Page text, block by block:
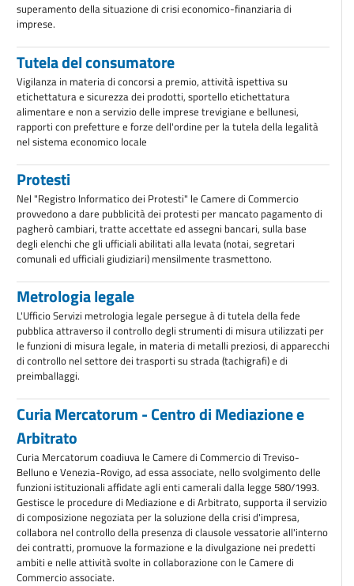
superamento della situazione di crisi economico-finanziaria di
imprese.
Tutela del consumatore
Vigilanza in materia di concorsi a premio, attività ispettiva su
etichettatura e sicurezza dei prodotti, sportello etichettatura
alimentare e non a servizio delle imprese trevigiane e bellunesi,
rapporti con prefetture e forze dell'ordine per la tutela della legalità
nel sistema economico locale
Protesti
Nel "Registro Informatico dei Protesti" le Camere di Commercio
provvedono a dare pubblicità dei protesti per mancato pagamento di
pagherò cambiari, tratte accettate ed assegni bancari, sulla base
degli elenchi che gli ufficiali abilitati alla levata (notai, segretari
comunali ed ufficiali giudiziari) mensilmente trasmettono.
Metrologia legale
L'Ufficio Servizi metrologia legale persegue à di tutela della fede
pubblica attraverso il controllo degli strumenti di misura utilizzati per
le funzioni di misura legale, in materia di metalli preziosi, di apparecchi
di controllo nel settore dei trasporti su strada (tachigrafi) e di
preimballaggi.
Curia Mercatorum - Centro di Mediazione e
Arbitrato
Curia Mercatorum coadiuva le Camere di Commercio di Treviso-
Belluno e Venezia-Rovigo, ad essa associate, nello svolgimento delle
funzioni istituzionali affidate agli enti camerali dalla legge 580/1993.
Gestisce le procedure di Mediazione e di Arbitrato, supporta il servizio
di composizione negoziata per la soluzione della crisi d'impresa,
collabora nel controllo della presenza di clausole vessatorie all'interno
dei contratti, promuove la formazione e la divulgazione nei predetti
ambiti e nelle attività svolte in collaborazione con le Camere di
Commercio associate.